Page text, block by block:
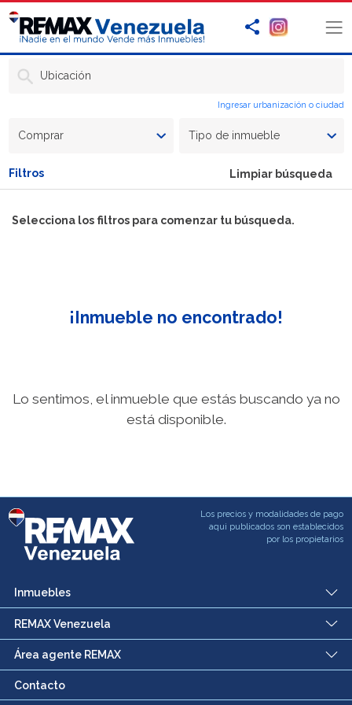
Ubicación
Ingresar urbanización o ciudad
Comprar Tipo de inmueble
Filtros Limpiar búsqueda
Selecciona los filtros para comenzar tu búsqueda.
¡Inmueble no encontrado!
Lo sentimos, el inmueble que estás buscando ya no
está disponible.
Los precios y modalidades de pago
aqui publicados son establecidos
por los propietarios
Inmuebles
REMAX Venezuela
Área agente REMAX
Contacto